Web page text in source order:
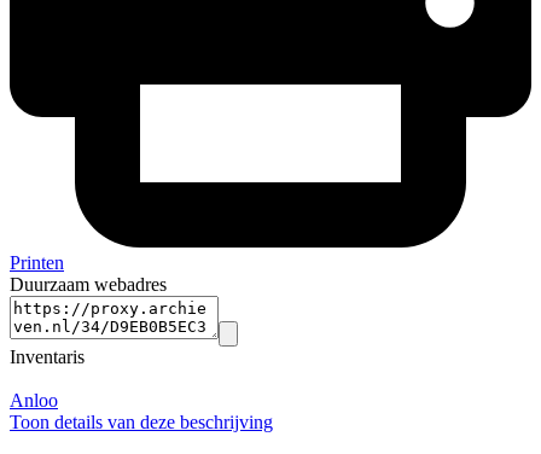
Printen
Duurzaam webadres
Inventaris
Anloo
Toon details van deze beschrijving